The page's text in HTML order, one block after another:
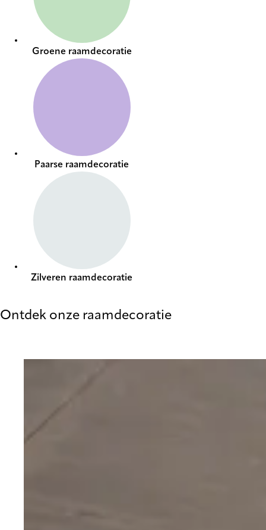
Groene raamdecoratie
Paarse raamdecoratie
Zilveren raamdecoratie
Ontdek onze raamdecoratie